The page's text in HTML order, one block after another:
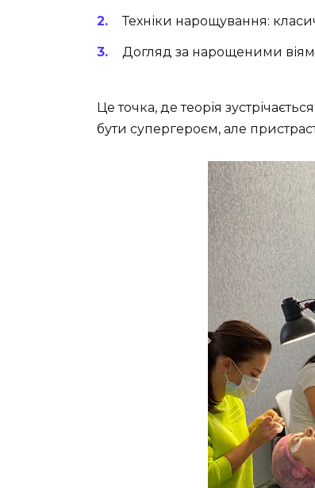
Техніки нарощування:
Догляд за нарощеними
Це точка, де теорія
бути супергероєм, але